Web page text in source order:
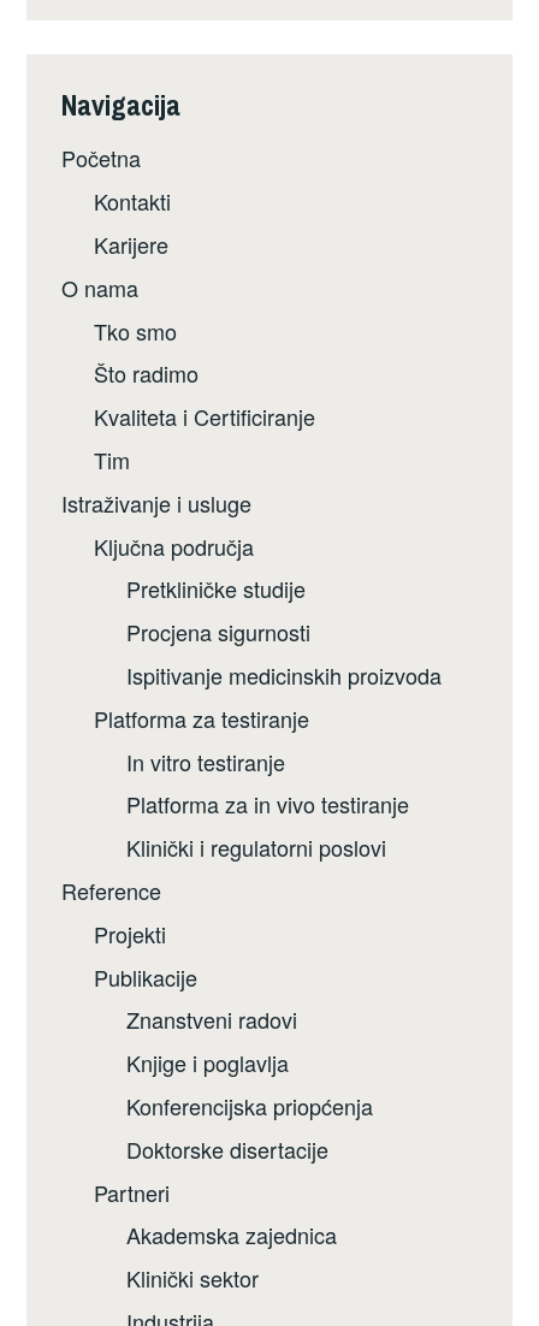
Navigacija
Početna
Kontakti
Karijere
O nama
Tko smo
Što radimo
Kvaliteta i Certificiranje
Tim
Istraživanje i usluge
Ključna područja
Pretkliničke studije
Procjena sigurnosti
Ispitivanje medicinskih proizvoda
Platforma za testiranje
In vitro testiranje
Platforma za in vivo testiranje
Klinički i regulatorni poslovi
Reference
Projekti
Publikacije
Znanstveni radovi
Knjige i poglavlja
Konferencijska priopćenja
Doktorske disertacije
Partneri
Akademska zajednica
Klinički sektor